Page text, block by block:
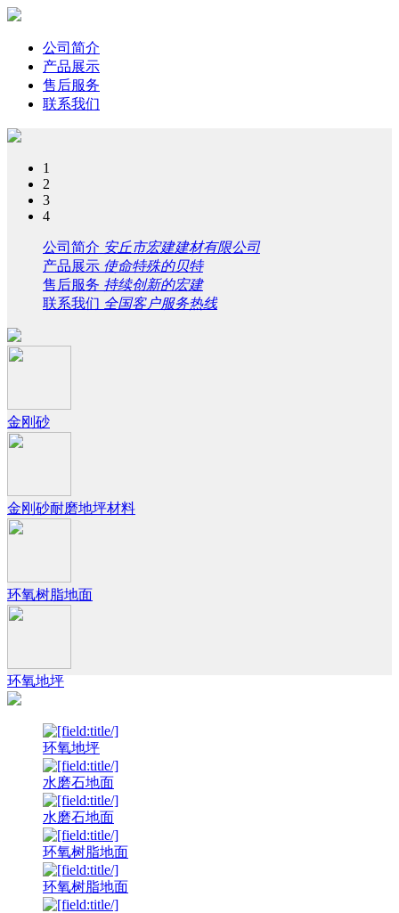
公司简介
产品展示
售后服务
联系我们
1
2
3
4
公司简介 安丘市宏建建材有限公司
产品展示 使命特殊的贝特
售后服务 持续创新的宏建
联系我们 全国客户服务热线
金刚砂
金刚砂耐磨地坪材料
环氧树脂地面
环氧地坪
环氧地坪
水磨石地面
水磨石地面
环氧树脂地面
环氧树脂地面